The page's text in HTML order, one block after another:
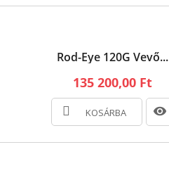
Rod-Eye 120G Vevő...
135 200,00 Ft
KOSÁRBA